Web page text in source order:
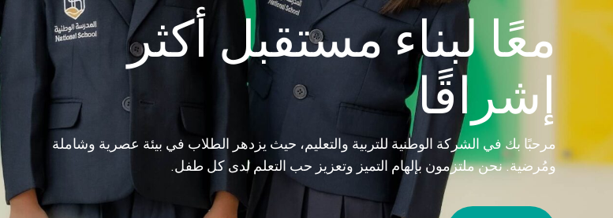
معًا لبناء مستقبل أكثر
إشراقًا
مرحبًا بك في الشركة الوطنية للتربية والتعليم، حيث يزدهر الطلاب في بيئة عصرية وشاملة
ومُرضية. نحن ملتزمون بإلهام التميز وتعزيز حب التعلم لدى كل طفل.